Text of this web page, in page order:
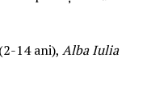
14 ani), Alba Iulia